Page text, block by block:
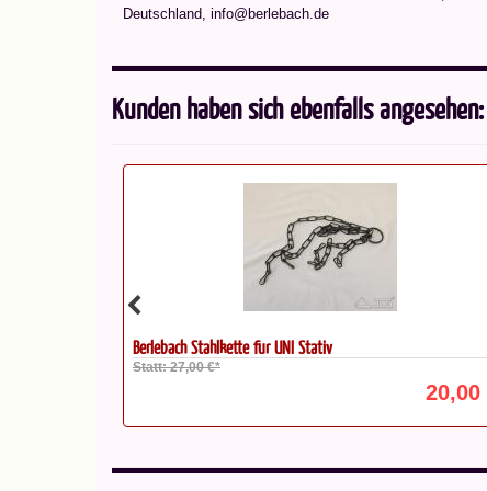
Deutschland, info@berlebach.de
Kunden haben sich ebenfalls angesehen:
Stativ Berlebach Uni 28 HEQ5, AP...